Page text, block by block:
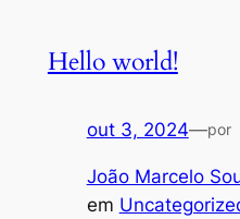
Hello world!
out 3, 2024—por
João Marcelo
em